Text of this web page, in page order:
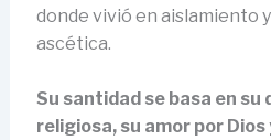
donde vivió en aislamiento
ascética.
Su santidad se basa en su
religiosa, su amor por